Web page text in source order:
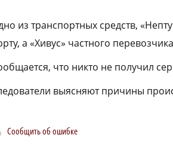
из транспортных средств,
а «Хивус» частного
что никто не получил
выясняют причины
Сообщить об ошибке